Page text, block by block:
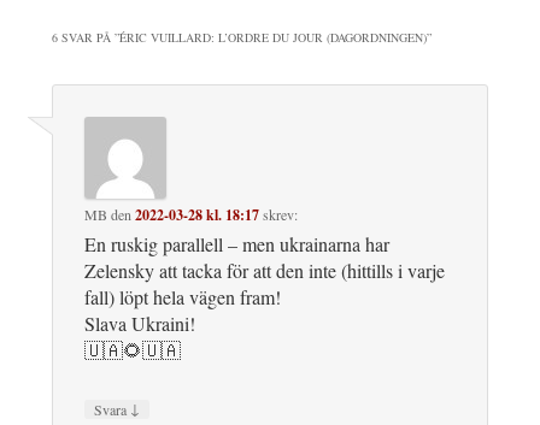
6 SVAR PÅ ”ÉRIC VUILLARD: L’ORDRE DU JOUR (DAGORDNINGEN)”
MB den 2022-03-28 kl. 18:17skrev:
En ruskig parallell – men ukrainarna har
Zelensky att tacka för att den inte (hittills i varje
fall) löpt hela vägen fram!
Slava Ukraini!
🇺🇦🌻🇺🇦
Svara ↓